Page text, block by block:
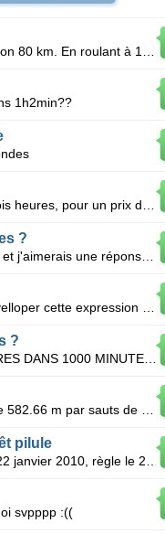
1h2min??
?
Bonjour j'ai un problème a résoudre pour demain et j'aimerais une réponse. Combien y-a-t-il de de
?
JE VOUDRAIT SAVOIR COMBIEN IL Y A D4HEURES DANS 1000 MINUTES SVP,,???
pilule
svpppp :((